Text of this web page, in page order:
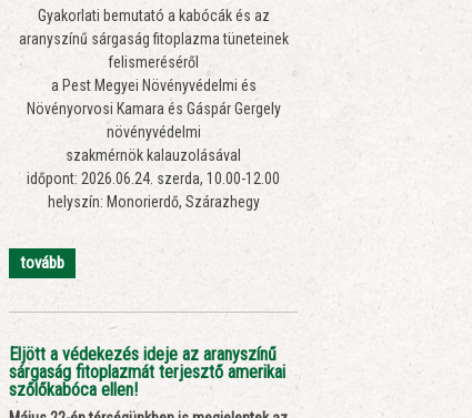
Gyakorlati bemutató a kabócák és az
aranyszínű sárgaság fitoplazma tüneteinek
felismeréséről
a Pest Megyei Növényvédelmi és
Növényorvosi Kamara és Gáspár Gergely
növényvédelmi
szakmérnök kalauzolásával
időpont: 2026.06.24. szerda, 10.00-12.00
helyszín: Monorierdő, Szárazhegy
tovább
Eljött a védekezés ideje az aranyszínű
sárgaság fitoplazmát terjesztő amerikai
szőlőkabóca ellen!